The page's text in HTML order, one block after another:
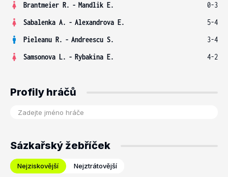
Brantmeier R. - Mandlik E.
0-3
Sabalenka A. - Alexandrova E.
5-4
Pieleanu R. - Andreescu S.
3-4
Samsonova L. - Rybakina E. 4-2
Profily hráčů
Sázkařský žebříček
Nejziskovější Nejztrátovější